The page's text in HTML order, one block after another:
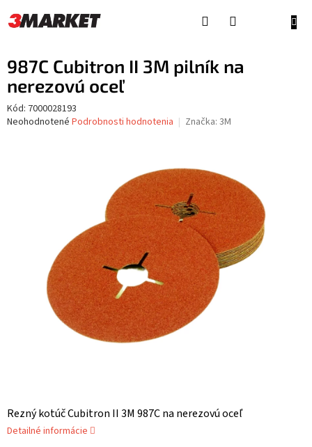
na
obsah
987C Cubitron II 3M pilník na
nerezovú oceľ
Kód: 7000028193
Priemerné
Neohodnotené Podrobnosti hodnotenia Značka: 3M
Rezný kotúč Cubitron II 3M 987C na nerezovú oceľ
Detailné informácie